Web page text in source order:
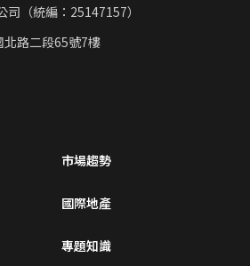
（統編：25147157）
路二段65號7樓
市場趨勢
國際地產
專題知識